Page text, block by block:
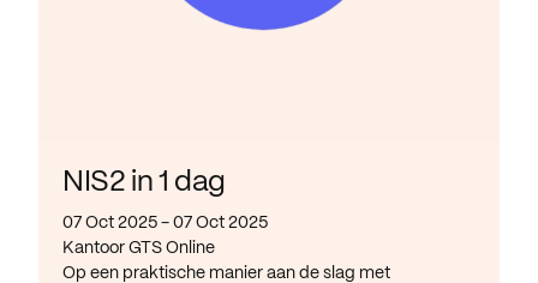
NIS2 in 1 dag
07 Oct 2025 - 07 Oct 2025
Kantoor GTS Online
Op een praktische manier aan de slag met